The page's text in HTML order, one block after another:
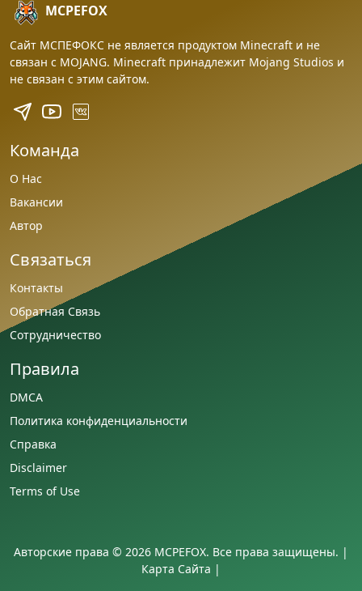
MCPEFOX
Сайт МСПЕФОКС не является продуктом Minecraft и не
связан с MOJANG. Minecraft принадлежит Mojang Studios и
не связан с этим сайтом.
Команда
О Нас
Вакансии
Автор
Связаться
Контакты
Обратная Связь
Сотрудничество
Правила
DMCA
Политика конфиденциальности
Справка
Disclaimer
Terms of Use
Авторские права © 2026 MCPEFOX. Все права защищены. |
Карта Сайта |